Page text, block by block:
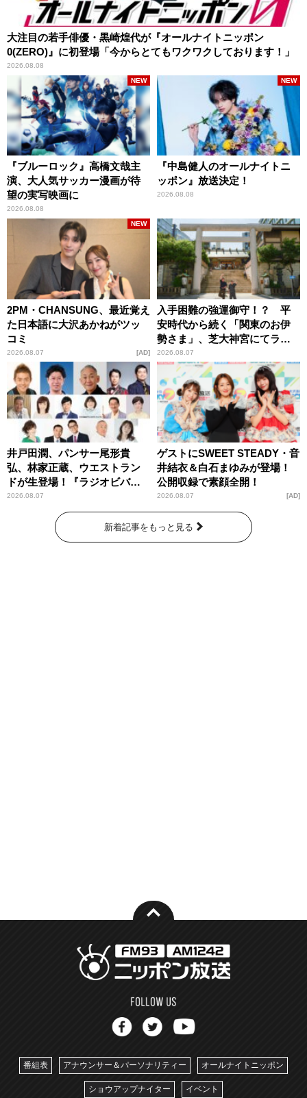
大注目の若手俳優・黒崎煌代が『オールナイトニッポン
0(ZERO)』に初登場「今からとてもワクワクしております！」
2026.08.08
『ブルーロック』高橋文哉主
演、大人気サッカー漫画が待
望の実写映画に
2026.08.08
NEW
『中島健人のオールナイトニ
ッポン』放送決定！
2026.08.08
NEW
2PM・CHANSUNG、最近覚え
た日本語に大沢あかねがツッ
コミ
2026.08.07
NEW
AD
入手困難の強運御守！？ 平
安時代から続く「関東のお伊
勢さま」、芝大神宮にてラン
パンプスが合格祈願！
2026.08.07
井戸田潤、パンサー尾形貴
弘、林家正蔵、ウエストラン
ドが生登場！『ラジオビバリ
ー昼ズ』
2026.08.07
ゲストにSWEET STEADY・音
井結衣＆白石まゆみが登場！
公開収録で素顔全開！
2026.08.07 AD
新着記事をもっと見る
番組表 アナウンサー＆パーソナリティー オールナイトニッポン
ショウアップナイター イベント